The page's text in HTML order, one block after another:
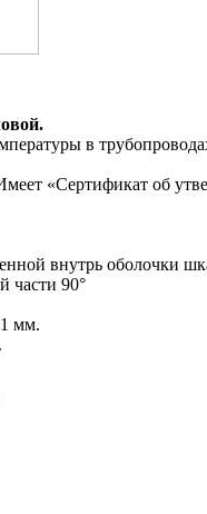
в
«Сертификат об
внутрь оболочки
части 90°
мм.